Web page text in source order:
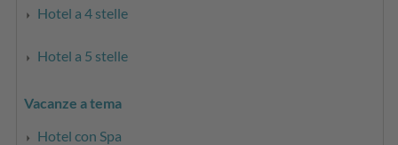
Hotel a 4 stelle
Hotel a 5 stelle
Vacanze a tema
Hotel con Spa